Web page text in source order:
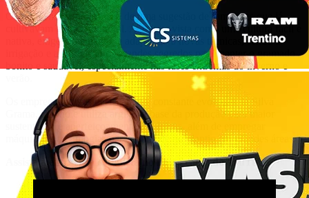
O empreendimento nasceu de uma sugestão de familiares que já
cultivavam grama no litoral. A grama, vista como uma cultura fácil e
nativa, exige, no entanto, a adaptação a novas técnicas, sendo a
irrigação e a adubação os grandes segredos para manter o gramado
bonito e saudável, especialmente nas fases extremas do inverno e
Os empreendedores destacaram a constante evolução da Silva
Grama, que hoje utiliza argila na base da produção para maior
sustentação e aperfeiçoamento das leivas, além de empregar
máquinas e tecnologias para agilidade no plantio em grandes áreas.
Assista à entrevista completa no nosso canal do YouTube!